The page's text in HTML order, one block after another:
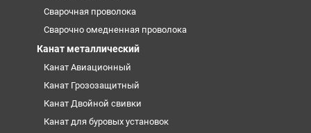
Сварочная проволока
Сварочно омедненная проволока
Канат металлический
Канат Авиационный
Канат Грозозащитный
Канат Двойной свивки
Канат для буровых установок